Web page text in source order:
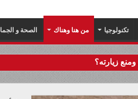
تكنولوجيا من هنا وهناك الصحة و
زيارته؟